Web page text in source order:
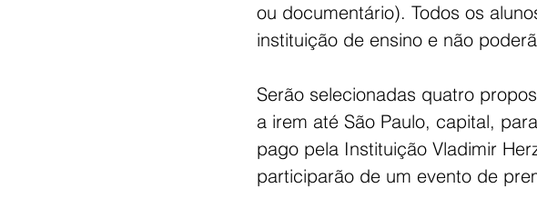
ou documentário). Todos os
instituição de ensino e não
Serão selecionadas quatro
a irem até São Paulo, capital,
pago pela Instituição Vladimir
participarão de um evento de